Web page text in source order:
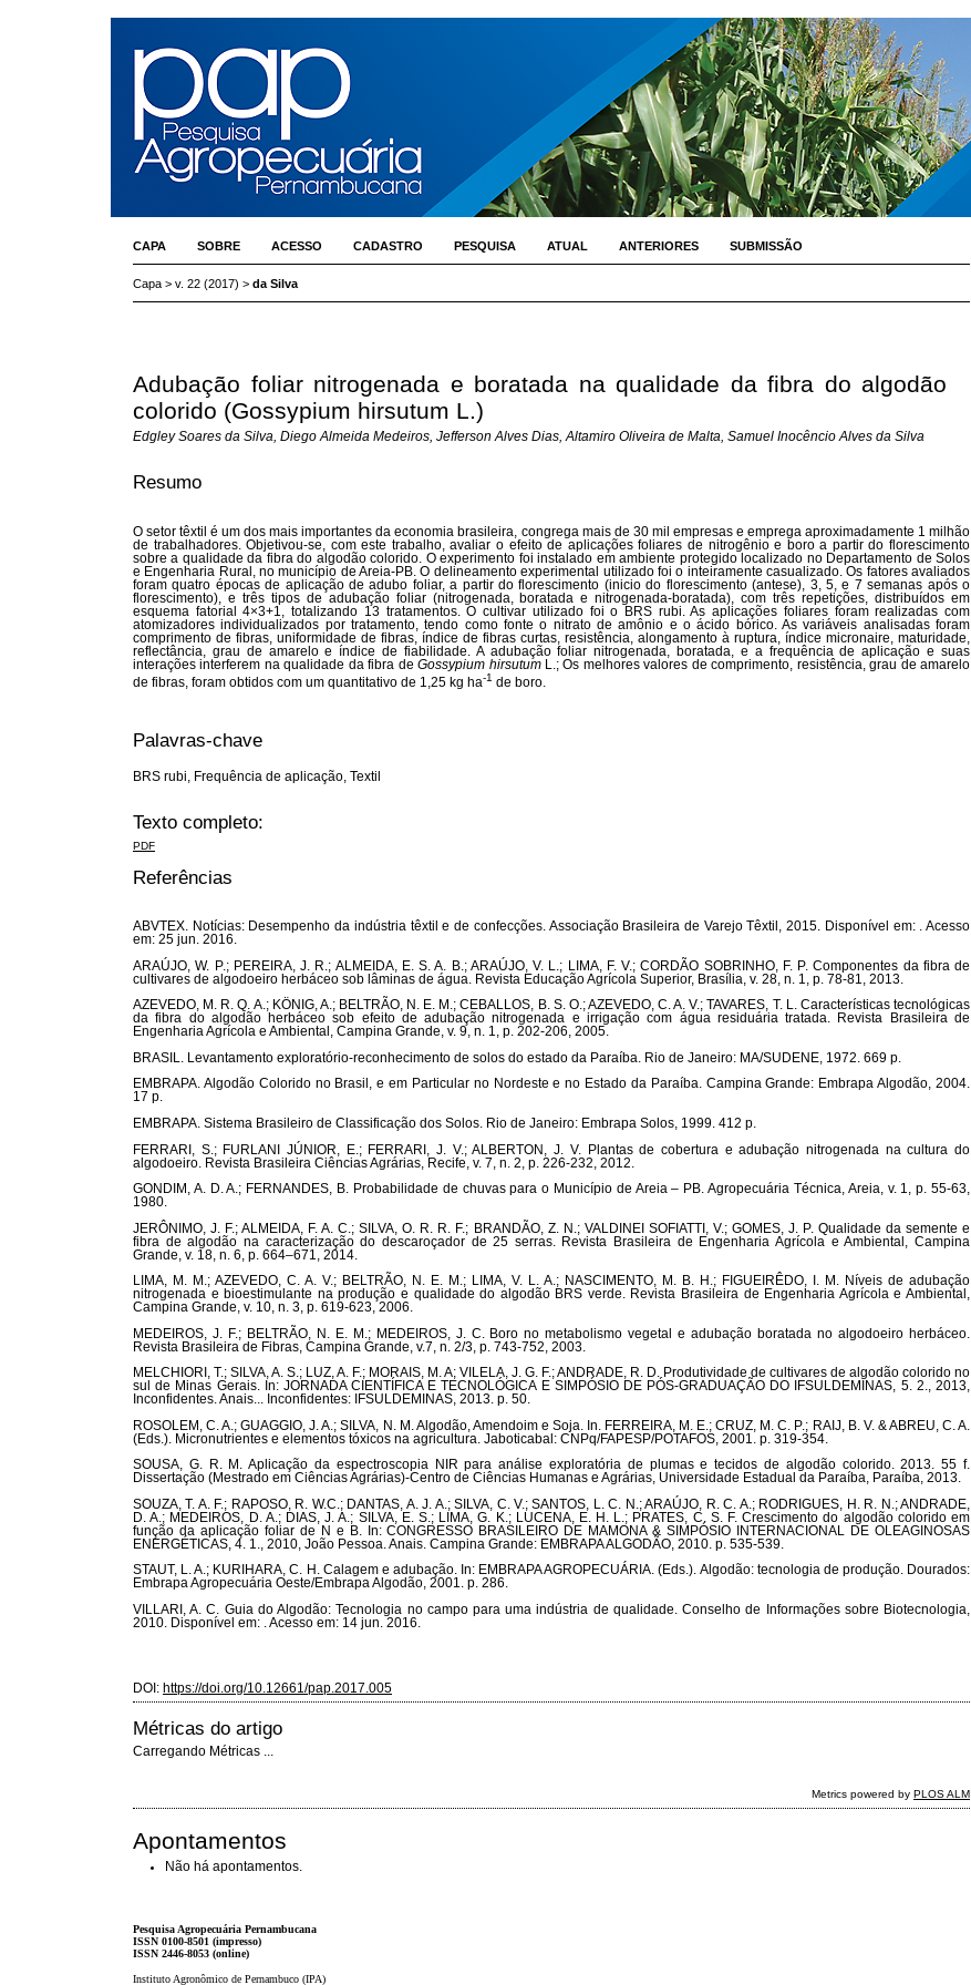
CAPA SOBRE ACESSO CADASTRO PESQUISA ATUAL ANTERIORES SUBMISSÃO
Capa > v. 22 (2017) > da Silva
Adubação foliar nitrogenada e boratada na qualidade da fibra do algodão
colorido (Gossypium hirsutum L.)
Edgley Soares da Silva, Diego Almeida Medeiros, Jefferson Alves Dias, Altamiro Oliveira de Malta, Samuel Inocêncio Alves da Silva
Resumo
O setor têxtil é um dos mais importantes da economia brasileira, congrega mais de 30 mil empresas e emprega aproximadamente 1 milhão
de trabalhadores. Objetivou-se, com este trabalho, avaliar o efeito de aplicações foliares de nitrogênio e boro a partir do florescimento
sobre a qualidade da fibra do algodão colorido. O experimento foi instalado em ambiente protegido localizado no Departamento de Solos
e Engenharia Rural, no município de Areia-PB. O delineamento experimental utilizado foi o inteiramente casualizado. Os fatores avaliados
foram quatro épocas de aplicação de adubo foliar, a partir do florescimento (inicio do florescimento (antese), 3, 5, e 7 semanas após o
florescimento), e três tipos de adubação foliar (nitrogenada, boratada e nitrogenada-boratada), com três repetições, distribuídos em
esquema fatorial 4×3+1, totalizando 13 tratamentos. O cultivar utilizado foi o BRS rubi. As aplicações foliares foram realizadas com
atomizadores individualizados por tratamento, tendo como fonte o nitrato de amônio e o ácido bórico. As variáveis analisadas foram
comprimento de fibras, uniformidade de fibras, índice de fibras curtas, resistência, alongamento à ruptura, índice micronaire, maturidade,
reflectância, grau de amarelo e índice de fiabilidade. A adubação foliar nitrogenada, boratada, e a frequência de aplicação e suas
interações interferem na qualidade da fibra deGossypium hirsutum
L.; Os melhores valores de comprimento, resistência, grau de amarelo
de fibras, foram obtidos com um quantitativo de 1,25 kg ha-1 de boro.
Palavras-chave
BRS rubi, Frequência de aplicação, Textil
Texto completo:
PDF
Referências
ABVTEX. Notícias: Desempenho da indústria têxtil e de confecções. Associação Brasileira de Varejo Têxtil, 2015. Disponível em: . Acesso
em: 25 jun. 2016.
ARAÚJO, W. P.; PEREIRA, J. R.; ALMEIDA, E. S. A. B.; ARAÚJO, V. L.; LIMA, F. V.; CORDÃO SOBRINHO, F. P. Componentes da fibra de
cultivares de algodoeiro herbáceo sob lâminas de água. Revista Educação Agrícola Superior, Brasília, v. 28, n. 1, p. 78-81, 2013.
AZEVEDO, M. R. Q. A.; KÖNIG, A.; BELTRÃO, N. E. M.; CEBALLOS, B. S. O.; AZEVEDO, C. A. V.; TAVARES, T. L. Características tecnológicas
da fibra do algodão herbáceo sob efeito de adubação nitrogenada e irrigação com água residuária tratada. Revista Brasileira de
Engenharia Agrícola e Ambiental, Campina Grande, v. 9, n. 1, p. 202-206, 2005.
BRASIL. Levantamento exploratório-reconhecimento de solos do estado da Paraíba. Rio de Janeiro: MA/SUDENE, 1972. 669 p.
EMBRAPA. Algodão Colorido no Brasil, e em Particular no Nordeste e no Estado da Paraíba. Campina Grande: Embrapa Algodão, 2004.
17 p.
EMBRAPA. Sistema Brasileiro de Classificação dos Solos. Rio de Janeiro: Embrapa Solos, 1999. 412 p.
FERRARI, S.; FURLANI JÚNIOR, E.; FERRARI, J. V.; ALBERTON, J. V. Plantas de cobertura e adubação nitrogenada na cultura do
algodoeiro. Revista Brasileira Ciências Agrárias, Recife, v. 7, n. 2, p. 226-232, 2012.
GONDIM, A. D. A.; FERNANDES, B. Probabilidade de chuvas para o Município de Areia – PB. Agropecuária Técnica, Areia, v. 1, p. 55-63,
1980.
JERÔNIMO, J. F.; ALMEIDA, F. A. C.; SILVA, O. R. R. F.; BRANDÃO, Z. N.; VALDINEI SOFIATTI, V.; GOMES, J. P. Qualidade da semente e
fibra de algodão na caracterização do descaroçador de 25 serras. Revista Brasileira de Engenharia Agrícola e Ambiental, Campina
Grande, v. 18, n. 6, p. 664–671, 2014.
LIMA, M. M.; AZEVEDO, C. A. V.; BELTRÃO, N. E. M.; LIMA, V. L. A.; NASCIMENTO, M. B. H.; FIGUEIRÊDO, I. M. Níveis de adubação
nitrogenada e bioestimulante na produção e qualidade do algodão BRS verde. Revista Brasileira de Engenharia Agrícola e Ambiental,
Campina Grande, v. 10, n. 3, p. 619-623, 2006.
MEDEIROS, J. F.; BELTRÃO, N. E. M.; MEDEIROS, J. C. Boro no metabolismo vegetal e adubação boratada no algodoeiro herbáceo.
Revista Brasileira de Fibras, Campina Grande, v.7, n. 2/3, p. 743-752, 2003.
MELCHIORI, T.; SILVA, A. S.; LUZ, A. F.; MORAIS, M. A; VILELA, J. G. F.; ANDRADE, R. D. Produtividade de cultivares de algodão colorido no
sul de Minas Gerais. In: JORNADA CIENTÍFICA E TECNOLÓGICA E SIMPÓSIO DE PÓS-GRADUAÇÃO DO IFSULDEMINAS, 5. 2., 2013,
Inconfidentes. Anais... Inconfidentes: IFSULDEMINAS, 2013. p. 50.
ROSOLEM, C. A.; GUAGGIO, J. A.; SILVA, N. M. Algodão, Amendoim e Soja. In. FERREIRA, M. E.; CRUZ, M. C. P.; RAIJ, B. V. & ABREU, C. A.
(Eds.). Micronutrientes e elementos tóxicos na agricultura. Jaboticabal: CNPq/FAPESP/POTAFOS, 2001. p. 319-354.
SOUSA, G. R. M. Aplicação da espectroscopia NIR para análise exploratória de plumas e tecidos de algodão colorido. 2013. 55 f.
Dissertação (Mestrado em Ciências Agrárias)-Centro de Ciências Humanas e Agrárias, Universidade Estadual da Paraíba, Paraíba, 2013.
SOUZA, T. A. F.; RAPOSO, R. W.C.; DANTAS, A. J. A.; SILVA, C. V.; SANTOS, L. C. N.; ARAÚJO, R. C. A.; RODRIGUES, H. R. N.; ANDRADE,
D. A.; MEDEIROS, D. A.; DIAS, J. A.; SILVA, E. S.; LIMA, G. K.; LUCENA, E. H. L.; PRATES, C. S. F. Crescimento do algodão colorido em
função da aplicação foliar de N e B. In: CONGRESSO BRASILEIRO DE MAMONA & SIMPÓSIO INTERNACIONAL DE OLEAGINOSAS
ENERGÉTICAS, 4. 1., 2010, João Pessoa. Anais. Campina Grande: EMBRAPA ALGODÃO, 2010. p. 535-539.
STAUT, L. A.; KURIHARA, C. H. Calagem e adubação. In: EMBRAPA AGROPECUÁRIA. (Eds.). Algodão: tecnologia de produção. Dourados:
Embrapa Agropecuária Oeste/Embrapa Algodão, 2001. p. 286.
VILLARI, A. C. Guia do Algodão: Tecnologia no campo para uma indústria de qualidade. Conselho de Informações sobre Biotecnologia,
2010. Disponível em: . Acesso em: 14 jun. 2016.
DOI: https://doi.org/10.12661/pap.2017.005
Métricas do artigo
Carregando Métricas ...
Metrics powered by PLOS ALM
Apontamentos
Não há apontamentos.
Pesquisa Agropecuária Pernambucana
ISSN 0100-8501 (impresso)
ISSN 2446-8053 (online)
Instituto Agronômico de Pernambuco (IPA)